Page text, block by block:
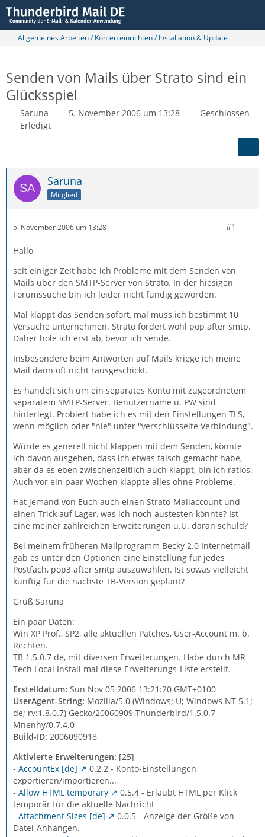
Allgemeines Arbeiten / Konten einrichten / Installation & Update
Senden von Mails über Strato sind ein
Glücksspiel
Saruna 5. November 2006 um 13:28
Geschlossen
Erledigt
Saruna
Mitglied
5. November 2006 um 13:28 #1
Hallo,
seit einiger Zeit habe ich Probleme mit dem Senden von
Mails über den SMTP-Server von Strato. In der hiesigen
Forumssuche bin ich leider nicht fündig geworden.
Mal klappt das Senden sofort, mal muss ich bestimmt 10
Versuche unternehmen. Strato fordert wohl pop after smtp.
Daher hole ich erst ab, bevor ich sende.
Insbesondere beim Antworten auf Mails kriege ich meine
Mail dann oft nicht rausgeschickt.
Es handelt sich um ein separates Konto mit zugeordnetem
separatem SMTP-Server. Benutzername u. PW sind
hinterlegt. Probiert habe ich es mit den Einstellungen TLS,
wenn möglich oder "nie" unter "verschlüsselte Verbindung".
Würde es generell nicht klappen mit dem Senden, könnte
ich davon ausgehen, dass ich etwas falsch gemacht habe,
aber da es eben zwischenzeitlich auch klappt, bin ich ratlos.
Auch vor ein paar Wochen klappte alles ohne Probleme.
Hat jemand von Euch auch einen Strato-Mailaccount und
einen Trick auf Lager, was ich noch austesten könnte? Ist
eine meiner zahlreichen Erweiterungen u.U. daran schuld?
Bei meinem früheren Mailprogramm Becky 2.0 Internetmail
gab es unter den Optionen eine Einstellung für jedes
Postfach, pop3 after smtp auszuwählen. Ist sowas vielleicht
künftig für die nächste TB-Version geplant?
Gruß Saruna
Ein paar Daten:
Win XP Prof., SP2, alle aktuellen Patches, User-Account m. b.
Rechten.
TB 1.5.0.7 de, mit diversen Erweiterungen. Habe durch MR
Tech Local Install mal diese Erweiterungs-Liste erstellt.
Erstelldatum: Sun Nov 05 2006 13:21:20 GMT+0100
UserAgent-String: Mozilla/5.0 (Windows; U; Windows NT 5.1;
de; rv:1.8.0.7) Gecko/20060909 Thunderbird/1.5.0.7
Mnenhy/0.7.4.0
Build-ID: 2006090918
Aktivierte Erweiterungen: [25]
- AccountEx [de]
0.2.2 - Konto-Einstellungen
exportieren/importieren...
- Allow HTML temporary
0.5.4 - Erlaubt HTML per Klick
temporär für die aktuelle Nachricht
- Attachment Sizes [de]
0.0.5 - Anzeige der Größe von
Datei-Anhängen.